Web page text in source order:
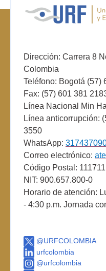
Dirección: Carrera 8
Colombia
Teléfono: Bogotá (57)
Fax: (57) 601 381
Línea Nacional Min
Línea anticorrupción:
3550
WhatsApp:
Correo electrónico:
Código Postal: 111711
NIT: 900.657.800-0
Horario de atención:
- 4:30 p.m. Jornada
@URFCOLOMBIA
urfcolombia
@urfcolombia